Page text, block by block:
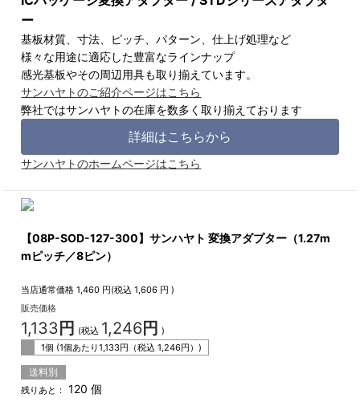
ー
基板材質、寸法、ピッチ、パターン、仕上げ処理など
様々な用途に適応した豊富なラインナップ
感光基板やその周辺用具も取り揃えています。
サンハヤトのご紹介ページはこちら
弊社ではサンハヤトの在庫を数多く取り揃えております
詳細はこちらから
サンハヤトのホームページはこちら
【08P-SOD-127-300】サンハヤト 変換アダプター（1.27m
mピッチ／8ピン）
当店通常価格 1,460 円(税込1,606 円 )
販売価格
1,133 円 (税込 1,246円 )
1個 (1個あたり1,133円（税込1,246円）)
送料別
残りあと： 120 個